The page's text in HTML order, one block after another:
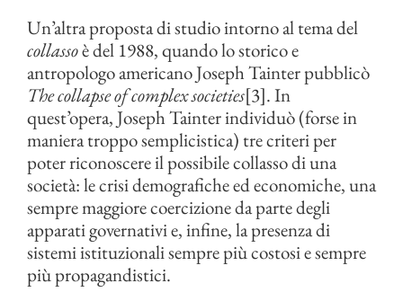
Un’altra proposta di studio intorno al tema del
collassoè del 1988, quando lo storico e
antropologo americano Joseph Tainter pubblicò
The collapse of complex societies[3]. In
quest’opera, Joseph Tainter individuò (forse in
maniera troppo semplicistica) tre criteri per
poter riconoscere il possibile collasso di una
società: le crisi demografiche ed economiche, una
sempre maggiore coercizione da parte degli
apparati governativi e, infine, la presenza di
sistemi istituzionali sempre più costosi e sempre
più propagandistici.